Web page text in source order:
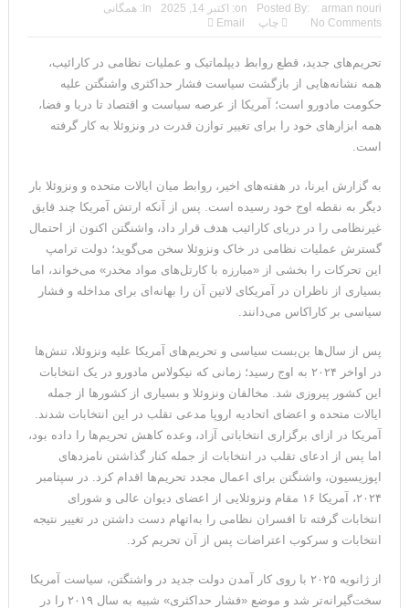
Posted By: arman nouri
on: اکتبر 14, 2025 In: همگانی
No Comments
چاپ Email
تحریم‌های جدید، قطع روابط دیپلماتیک و عملیات نظامی در کارائیب،
همه نشانه‌هایی از بازگشت سیاست فشار حداکثری واشنگتن علیه
حکومت مادورو است؛ آمریکا از عرصه سیاست و اقتصاد تا دریا و فضا،
همه ابزارهای خود را برای تغییر توازن قدرت در ونزوئلا به کار گرفته
است.
به گزارش ایرنا، در هفته‌های اخیر، روابط میان ایالات متحده و ونزوئلا بار
دیگر به نقطه اوج خود رسیده است. پس از آنکه ارتش آمریکا چند قایق
غیرنظامی را در دریای کارائیب هدف قرار داد، واشنگتن اکنون از احتمال
گسترش عملیات نظامی در خاک ونزوئلا سخن می‌گوید؛ دولت ترامپ
این تحرکات را بخشی از «مبارزه با کارتل‌های مواد مخدر» می‌خواند، اما
بسیاری از ناظران در آمریکای لاتین آن را بهانه‌ای برای مداخله و فشار
سیاسی بر کاراکاس می‌دانند.
پس از سال‌ها بن‌بست سیاسی و تحریم‌های آمریکا علیه ونزوئلا، تنش‌ها
در اواخر ۲۰۲۴ به اوج رسید؛ زمانی که نیکولاس مادورو در یک انتخابات
این کشور پیروزی شد. مخالفان ونزوئلا و بسیاری از کشورها از جمله
ایالات متحده و اعضای اتحادیه اروپا مدعی تقلب در این انتخابات شدند.
آمریکا در ازای برگزاری انتخاباتی آزاد، وعده کاهش تحریم‌ها را داده بود،
اما پس از ادعای تقلب در انتخابات از جمله کنار گذاشتن نامزدهای
اپوزیسیون، واشنگتن برای اعمال مجدد تحریم‌ها اقدام کرد. در سپتامبر
۲۰۲۴، آمریکا ۱۶ مقام ونزوئلایی از اعضای دیوان عالی و شورای
انتخابات گرفته تا افسران نظامی را به‌اتهام دست داشتن در تغییر نتیجه
انتخابات و سرکوب اعتراضات پس از آن تحریم کرد.
از ژانویه ۲۰۲۵ با روی کار آمدن دولت جدید در واشنگتن، سیاست آمریکا
سخت‌گیرانه‌تر شد و موضع «فشار حداکثری» شبیه به سال ۲۰۱۹ را در